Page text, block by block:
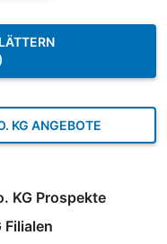
KG ANGEBOTE
KG Prospekte
Filialen